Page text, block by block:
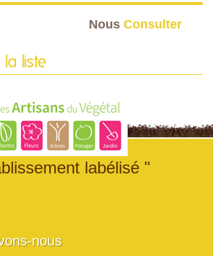
Nous Consulter
la liste
labélisé "
nous